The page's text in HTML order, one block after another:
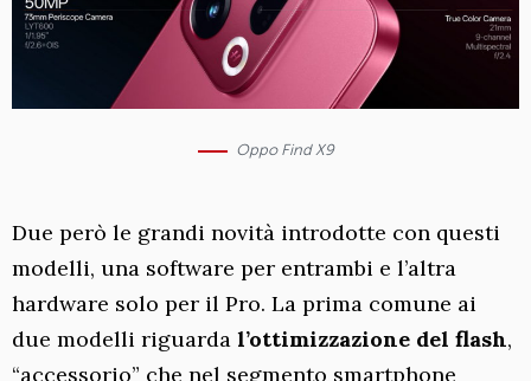
Oppo Find X9
Due però le grandi novità introdotte con questi
modelli, una software per entrambi e l’altra
hardware solo per il Pro. La prima comune ai
due modelli riguarda l’ottimizzazione del flash,
“accessorio” che nel segmento smartphone